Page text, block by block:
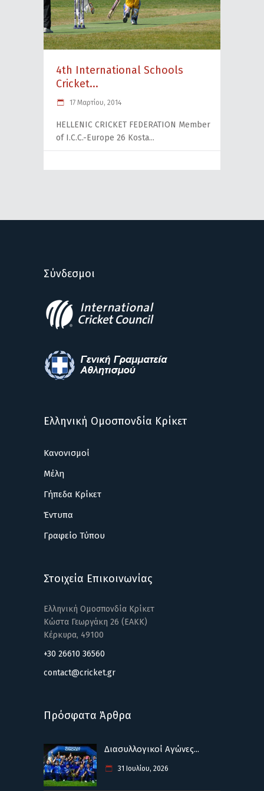
4th International Schools
Cricket...
17 Μαρτίου, 2014
HELLENIC CRICKET FEDERATION Member
of I.C.C.-Europe 26 Kosta
Σύνδεσμοι
Ελληνική Ομοσπονδία Κρίκετ
Κανονισμοί
Μέλη
Γήπεδα Κρίκετ
Έντυπα
Γραφείο Τύπου
Στοιχεία Επικοινωνίας
Ελληνική Ομοσπονδία Κρίκετ
Κώστα Γεωργάκη 26 (ΕΑΚΚ)
Κέρκυρα, 49100
+30 26610 36560
contact@cricket.gr
Πρόσφατα Άρθρα
Διασυλλογικοί Αγώνες...
31 Ιουλίου, 2026